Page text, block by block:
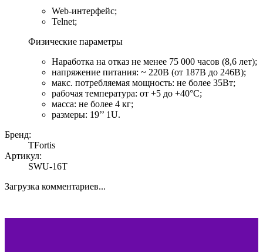
Web-интерфейс;
Telnet;
Физические параметры
Наработка на отказ не менее 75 000 часов (8,6 лет);
напряжение питания: ~ 220В (от 187В до 246В);
макс. потребляемая мощность: не более 35Вт;
рабочая температура: от +5 до +40°С;
масса: не более 4 кг;
размеры: 19’’ 1U.
Бренд:
TFortis
Артикул:
SWU-16T
Загрузка комментариев...